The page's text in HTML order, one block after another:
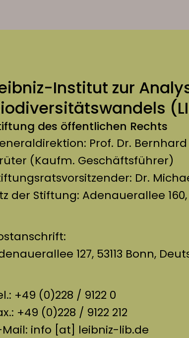
Institut zur
des öffentlichen Rechts
Prof. Dr.
(Kaufm. Geschäftsführer)
Dr.
der Stiftung: Adenauerallee
127, 53113 Bonn,
+49 (0)228 / 9122 0
+49 (0)228 / 9122 212
Mail: info [at] leibniz-lib.de